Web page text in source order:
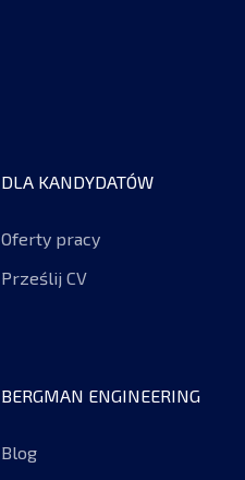
DLA KANDYDATÓW
Oferty pracy
Prześlij CV
BERGMAN ENGINEERING
Blog